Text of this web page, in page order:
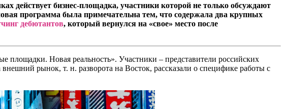
действует бизнес-площадка, участники которой не только обсуждают
программа была примечательна тем, что содержала два крупных
дебютантов, который вернулся на «свое» место после
площадки. Новая реальность». Участники – представители российских
рынок, т. н. разворота на Восток, рассказали о специфике работы с